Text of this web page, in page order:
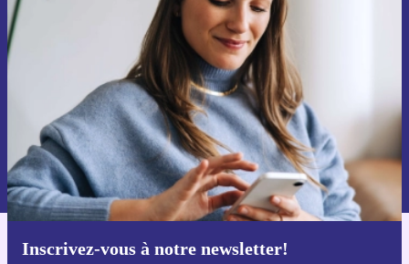
Inscrivez-vous à notre newsletter!
par mail
Ne manquez plus aucune offre.
S'inscrire
Retrouvez les informations sur l'utilisation des données personnelles
dans notre
politique de confidentialité.
Téléchargez l'application refurbed